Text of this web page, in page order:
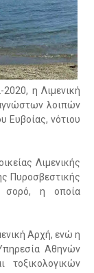
η Λιμενική
λοιπών
Ευβοίας, νότιου
Λιμενικής
Πυροσβεστικής
σορό, η οποία
Αρχή, ενώ η
Αθηνών
τοξικολογικών